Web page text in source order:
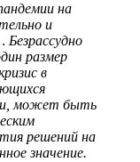
на
и
размер
в
может быть
решений на
значение.